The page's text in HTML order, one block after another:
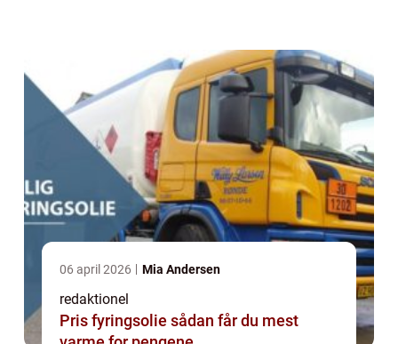
et badeværelse fra bunden,...
06 april 2026 Mia Andersen
redaktionel
Pris fyringsolie sådan får du mest